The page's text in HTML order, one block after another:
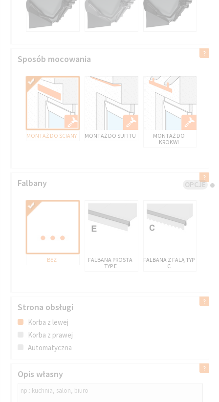
OPCJE
Sposób mocowania
MONTAŻ DO ŚCIANY MONTAŻ DO SUFITU
MONTAŻ DO
KROKWI
Falbany
BEZ
FALBANA PROSTA
TYP E
FALBANA Z FALĄ TYP
C
Strona obsługi
Korba z lewej
Korba z prawej
Automatyczna
Opis własny